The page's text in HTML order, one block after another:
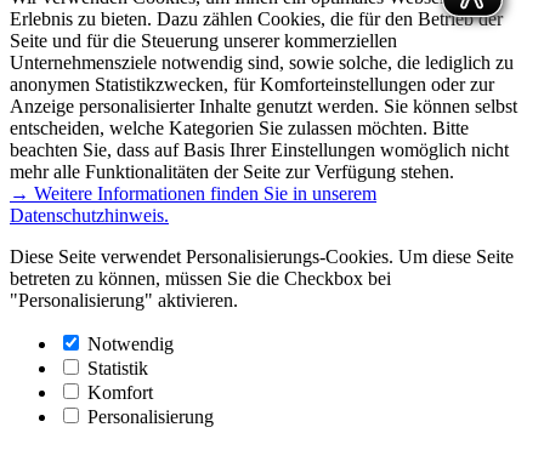
Erlebnis zu bieten. Dazu zählen Cookies, die für den Betrieb der
Seite und für die Steuerung unserer kommerziellen
Unternehmensziele notwendig sind, sowie solche, die lediglich zu
anonymen Statistikzwecken, für Komforteinstellungen oder zur
Anzeige personalisierter Inhalte genutzt werden. Sie können selbst
entscheiden, welche Kategorien Sie zulassen möchten. Bitte
beachten Sie, dass auf Basis Ihrer Einstellungen womöglich nicht
mehr alle Funktionalitäten der Seite zur Verfügung stehen.
→ Weitere Informationen finden Sie in unserem
Datenschutzhinweis.
Diese Seite verwendet Personalisierungs-Cookies. Um diese Seite
betreten zu können, müssen Sie die Checkbox bei
"Personalisierung" aktivieren.
Notwendig
Statistik
Komfort
Personalisierung